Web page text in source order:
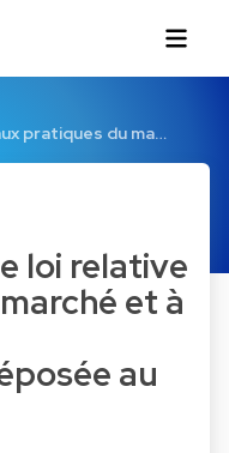
pratiques du ma…
loi relative
et à
au